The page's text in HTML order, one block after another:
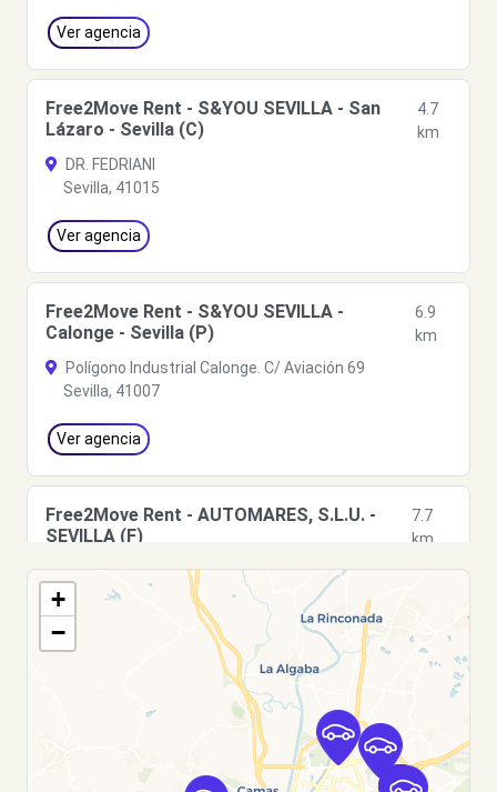
Ver agencia
Free2Move Rent - S&YOU SEVILLA - San
Lázaro - Sevilla (C)
4.7
km
DR. FEDRIANI
Sevilla, 41015
Ver agencia
Free2Move Rent - S&YOU SEVILLA -
Calonge - Sevilla (P)
6.9
km
Polígono Industrial Calonge. C/ Aviación 69
Sevilla, 41007
Ver agencia
Free2Move Rent - AUTOMARES, S.L.U. -
SEVILLA (F)
7.7
km
CTRA. SU EMINENCIA
SEVILLA, 41006
Free2Move Rent - AUTOMARES, S.L. -
CTRA. SU EMINENCIA
+
−